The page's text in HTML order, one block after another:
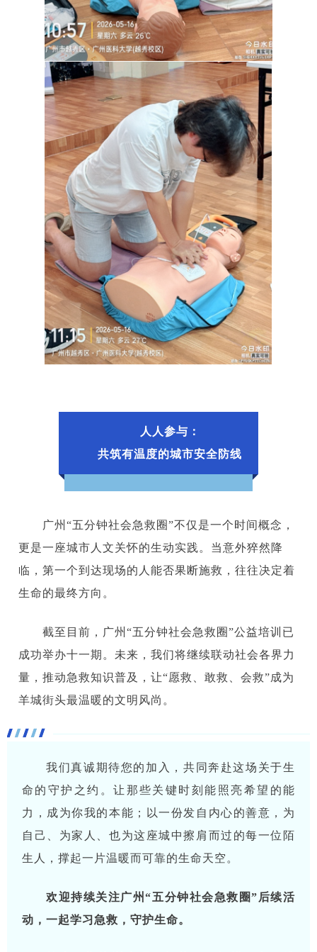
人人参与：
共筑有温度的城市安全防线
广州“五分钟社会急救圈”不仅是一个时间概念，
更是一座城市人文关怀的生动实践。当意外猝然降
临，第一个到达现场的人能否果断施救，往往决定着
生命的最终方向。
截至目前，广州“五分钟社会急救圈”公益培训已
成功举办十一期。未来，我们将继续联动社会各界力
量，推动急救知识普及，让“愿救、敢救、会救”成为
羊城街头最温暖的文明风尚。
我们真诚期待您的加入，共同奔赴这场关于生
命的守护之约。让那些关键时刻能照亮希望的能
力，成为你我的本能；以一份发自内心的善意，为
自己、为家人、也为这座城中擦肩而过的每一位陌
生人，撑起一片温暖而可靠的生命天空。
欢迎持续关注广州“五分钟社会急救圈”后续活
动，一起学习急救，守护生命。